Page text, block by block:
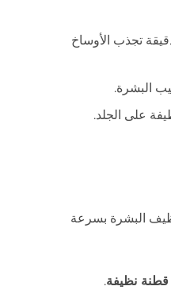
تجذب الأوساخ
البشرة.
على الجلد.
البشرة بسرعة
قطنة نظيفة.